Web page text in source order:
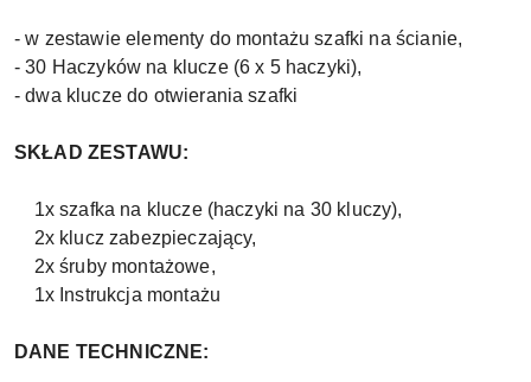
- w zestawie elementy do montażu szafki na ścianie,
- 30 Haczyków na klucze (6 x 5 haczyki),
- dwa klucze do otwierania szafki
SKŁAD ZESTAWU:
1x szafka na klucze (haczyki na 30 kluczy),
2x klucz zabezpieczający,
2x śruby montażowe,
1x Instrukcja montażu
DANE TECHNICZNE: